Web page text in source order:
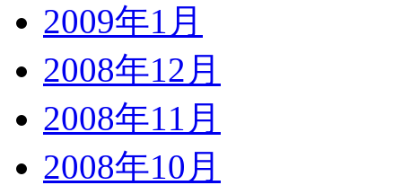
2009年1月
2008年12月
2008年11月
2008年10月